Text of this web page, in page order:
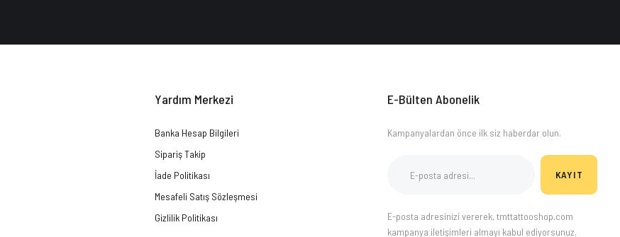
Yardım Merkezi
Banka Hesap Bilgileri
Sipariş Takip
İade Politikası
Mesafeli Satış Sözleşmesi
Gizlilik Politikası
E-Bülten Abonelik
Kampanyalardan önce ilk siz haberdar olun.
KAYIT
E-posta adresinizi vererek, tmttattooshop.com
kampanya iletişimleri almayı kabul ediyorsunuz.